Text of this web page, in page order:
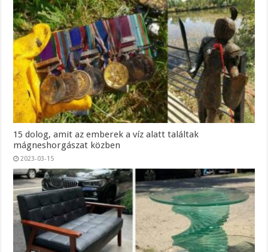
15 dolog, amit az emberek a víz alatt találtak
mágneshorgászat közben
2023-03-15